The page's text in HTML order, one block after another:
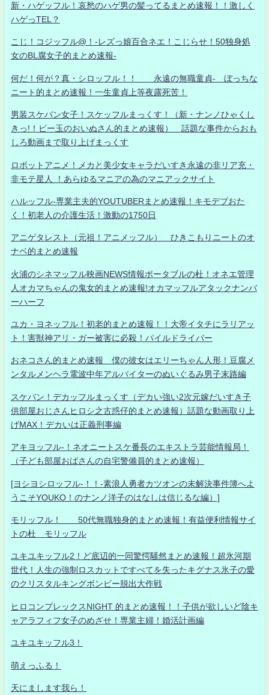
新・ハゲッフル！哀愁のハゲ男の髪ってるまとめ速報！！激しく
ハゲっTEL？
こじ！コジッフル@！-レズっ娘百合ネエ！こじらせ！50独身処
女のBL腐女子的まとめ速報-
何だ！何が？真・シロッフル！！ 永遠の無職童貞- ぼっちな
ニート的まとめ速報！一生童貞上等夜露死苦！
男装スケバン女子！スケッフルまっくす！（新・ナンノひゃくし
きっ!！ビー玉のおいぬさん的まとめ速報） 話題な事件からおも
しろ動画まで取り上げまっくす
ロボットアニメ！メカと美少女キャラだいすき永遠の非リア充・
非モテ星人 ！あらゆるマニアの為のマニアックサイト
ハルッフル-専業主夫的YOUTUBERまとめ速報！キモデブおた
く！初老人の介護生活！激動の1750日
アニゲタレスト（元祖！アニメッフル） ひきこもりニートのオ
ナベ的まとめ速報
火浦のシネマッフル映画NEWS情報ポータブルの杜！オネエ管理
人オカマちゃんの鬼女的まとめ速報!オカマッフルアタックナンバ
ーハーフ
ユカ・ヨネッフル！初老的まとめ速報！！大帝イタチにラリアッ
ト！害獣神アリ・ガー被害に必殺！パイルドライバー
おネコさん的まとめ速報 僕の彼女はエリーちゃん人形！豆腐メ
ンタルメンヘラ電波中年アルバイターのぬいぐるみ男子末路編
スケバン！デカッフルまっくす（デカい強い2次元嫁だいすき子
供部屋おじさんヒロシ之古惑仔的まとめ速報）話題な動画取り上
げMAX！デカいは正義刑事編
アキヨッフル-！ネオニートスケ番長のエキストラ芸能情報局！
（子ども部屋おばさんの自宅警備員的まとめ速報）
[ヨシヨシロッフル-！！-素浪人勇者カツオンの未解決事件簿へよ
うこそYOUKO！のナンノ洋子のはなしは信じるな編）]
モリッフル！ 50代無職独身的まとめ速報！有益便利情報サイ
トの杜 モリッフル
ユキユキッフル2！ど底辺的一同驚愕騒然まとめ速報！超氷河期
世代！人生の強制ロスカットですべてを失ったキグナス氷子の愛
のクリスタルキングボンビー脱出大作戦
ヒロコンプレックスNIGHT 的まとめ速報！！子供が欲しいど陰キ
ャアラフィフ女子のめざせ！専業主婦！婚活計画編
ユキユキッフル3！
萌えっふる！
天にまします我ら！